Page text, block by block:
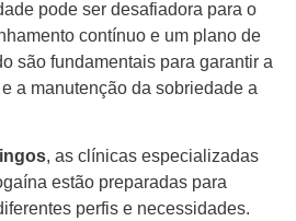
pode ser desafiadora para o
contínuo e um plano de
são fundamentais para garantir a
a manutenção da sobriedade a
, as clínicas especializadas
estão preparadas para
perfis e necessidades.